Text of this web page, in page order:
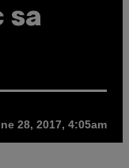
sa
28, 2017, 4:05am